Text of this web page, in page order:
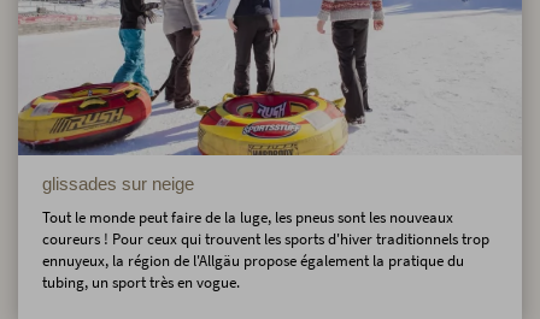
glissades sur neige
Tout le monde peut faire de la luge, les pneus sont les nouveaux
coureurs ! Pour ceux qui trouvent les sports d'hiver traditionnels trop
ennuyeux, la région de l'Allgäu propose également la pratique du
tubing, un sport très en vogue.